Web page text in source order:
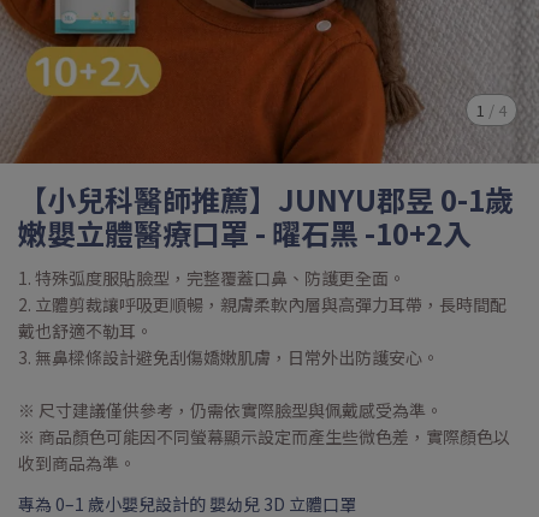
1 / 4
【小兒科醫師推薦】JUNYU郡昱 0-1歲
嫩嬰立體醫療口罩 - 曜石黑 -10+2入
1. 特殊弧度服貼臉型，完整覆蓋口鼻、防護更全面。
2. 立體剪裁讓呼吸更順暢，親膚柔軟內層與高彈力耳帶，長時間配
戴也舒適不勒耳。
3. 無鼻樑條設計避免刮傷嬌嫩肌膚，日常外出防護安心。
※ 尺寸建議僅供參考，仍需依實際臉型與佩戴感受為準。
※ 商品顏色可能因不同螢幕顯示設定而產生些微色差，實際顏色以
收到商品為準。
專為 0–1 歲小嬰兒設計的 嬰幼兒 3D 立體口罩